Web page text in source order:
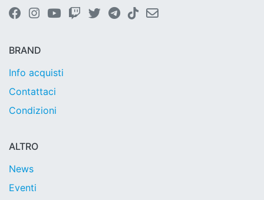
BRAND
Info acquisti
Contattaci
Condizioni
ALTRO
News
Eventi